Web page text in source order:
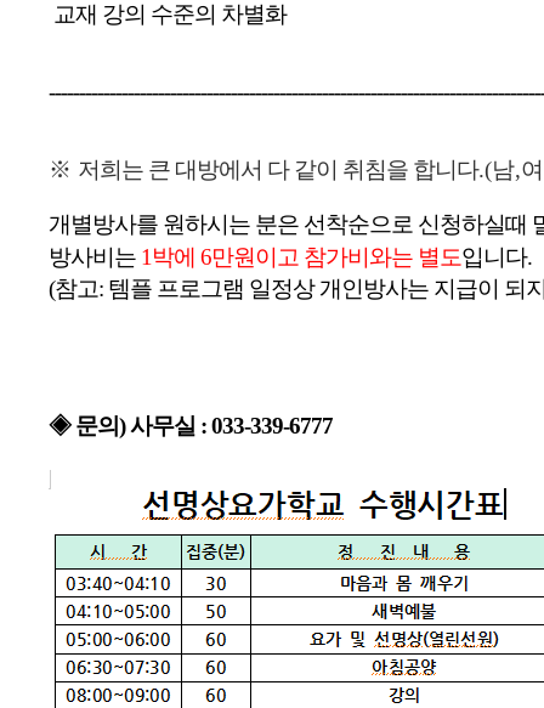
교재 강의 수준의 차별화
※ 저희는 큰 대방에서 다 같이 취침을 합니다.(남,
개별방사를 원하시는 분은 선착순으로 신청하실때
방사비는 1박에 6만원이고 참가비와는 별도입니다.
(참고: 템플 프로그램 일정상 개인방사는 지급이 되
◈ 문의) 사무실 : 033-339-6777